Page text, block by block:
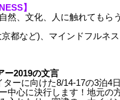
】
然、文化、人に触れてもら
都など)、マインドフルネ
ー2019の文言
ーに向けた8/14-17の3泊4
中心に決行します！地元の